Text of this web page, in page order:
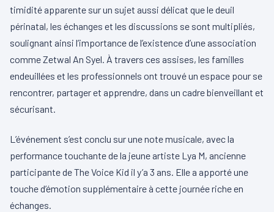
timidité apparente sur un sujet aussi délicat que le deuil
périnatal, les échanges et les discussions se sont multipliés,
soulignant ainsi l’importance de l’existence d’une association
comme Zetwal An Syel. À travers ces assises, les familles
endeuillées et les professionnels ont trouvé un espace pour se
rencontrer, partager et apprendre, dans un cadre bienveillant et
sécurisant.
L’événement s’est conclu sur une note musicale, avec la
performance touchante de la jeune artiste Lya M, ancienne
participante de The Voice Kid il y’a 3 ans. Elle a apporté une
touche d’émotion supplémentaire à cette journée riche en
échanges.